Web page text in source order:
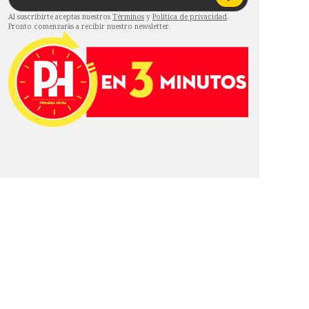
Al suscribirte aceptas nuestros Términos y Política de privacidad.
Pronto comenzarás a recibir nuestro newsletter.